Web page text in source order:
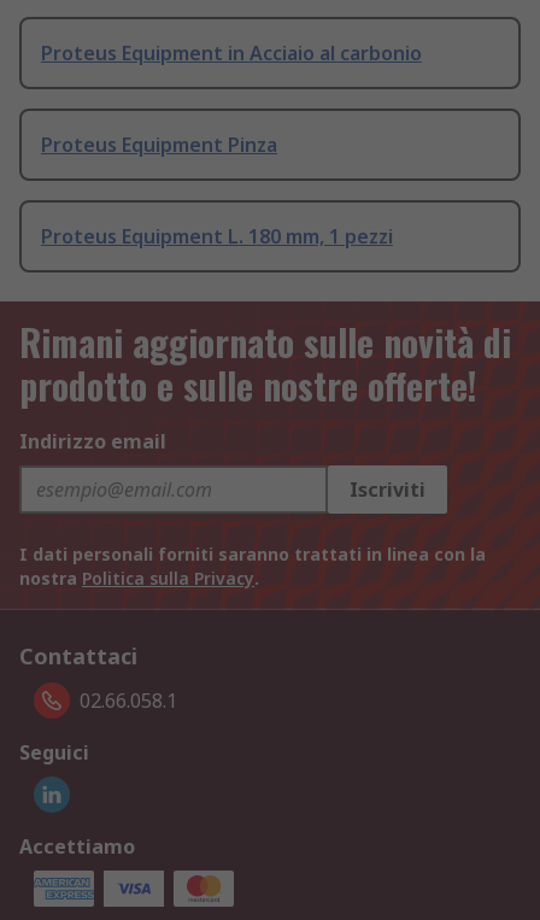
Proteus Equipment in Acciaio al carbonio
Proteus Equipment Pinza
Proteus Equipment L. 180 mm, 1 pezzi
Rimani aggiornato sulle novità di
prodotto e sulle nostre offerte!
Indirizzo email
Iscriviti
I dati personali forniti saranno trattati in linea con la
nostra Politica sulla Privacy.
Contattaci
02.66.058.1
Seguici
Accettiamo